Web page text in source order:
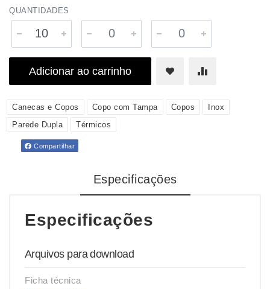
QUANTIDADES
Adicionar ao carrinho
Canecas e Copos Copo com Tampa Copos
Inox
Parede Dupla
Térmicos
Compartilhar
Especificações
Especificações
Arquivos para download
Ficha técnica